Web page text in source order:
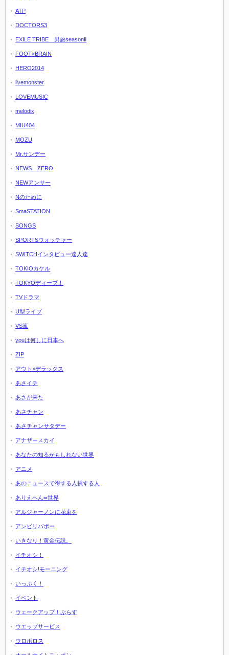
ATP
DOCTORS3
EXILE TRIBE 男旅seasonⅡ
FOOT×BRAIN
HERO2014
livemonster
LOVEMUSIC
melodix
MIU404
MOZU
Mr.サンデー
NEWS ZERO
NEWアンサー
Nのために
SmaSTATION
SONGS
SPORTSウォッチャー
SWITCHインタビュー達人達
TOKIOカケル
TOKYOディープ！
TVドラマ
U型ライブ
VS嵐
youは何しに日本へ
ZIP
アウト×デラックス
あさイチ
あさが来た
あさチャン
あさチャンサタデー
アナザースカイ
あなたの知るかもしれない世界
アニメ
あのニュースで得する人損する人
ありえへん∞世界
アルジャーノンに花束を
アンビリバボー
いきなり！黄金伝説。
イチオシ！
イチオシ!モーニング
いっぷく！
イベント
ウェークアップ！ぷらす
ウエッブサービス
ウロボロス